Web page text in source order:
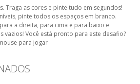
Traga as cores e pinte tudo em segundos!
pinte todos os espaços em branco.
a direita, para cima e para baixo e
vazios! Você está pronto para este desafio?
para jogar